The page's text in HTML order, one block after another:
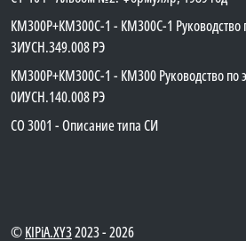
КМ300Р+КМ300С-1 - КМ300C-1 Руководство
3ИУСН.349.008 РЭ
КМ300Р+КМ300С-1 - КМ300 Руководство по
0ИУСН.140.008 РЭ
СО 3001 - Описание типа СИ
©KIPiA.XY32023 - 2026